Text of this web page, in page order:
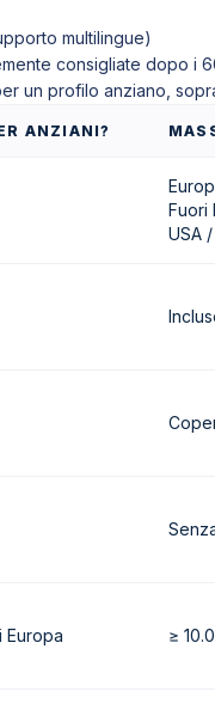
multilingue)
consigliate dopo i
un profilo anziano,
ANZIANI?
Fuori
USA
Europa ≥